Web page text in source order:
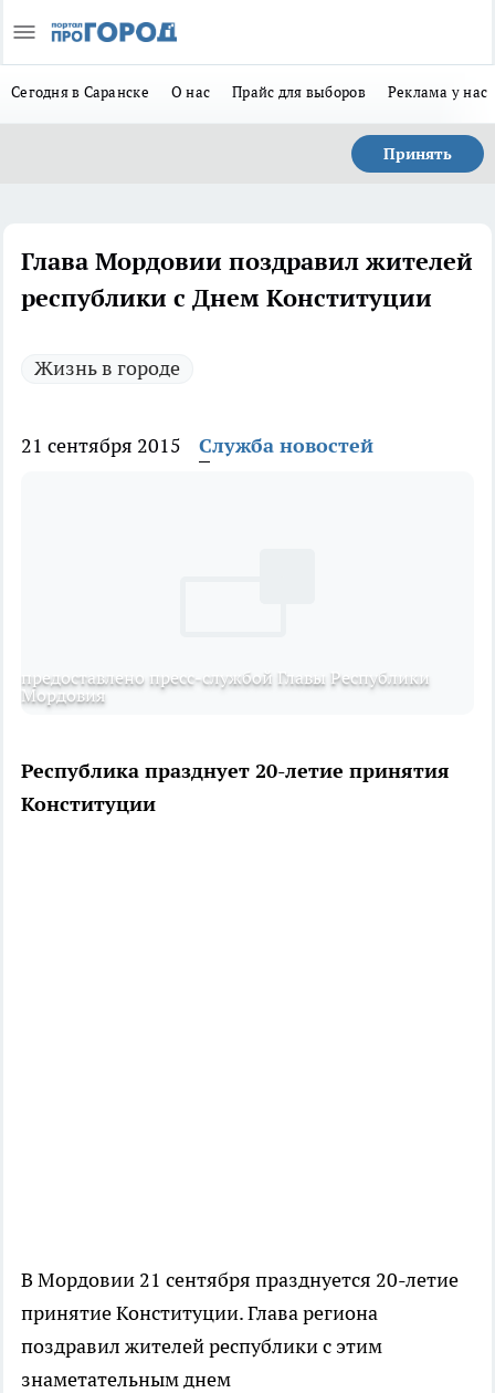
Сегодня в Саранске О нас Прайс для выборов Реклама у нас
Принять
Глава Мордовии поздравил жителей
республики с Днем Конституции
Жизнь в городе
21 сентября 2015 Служба новостей
предоставлено пресс-службой Главы Республики
Мордовия
Республика празднует 20-летие принятия
Конституции
В Мордовии 21 сентября празднуется 20-летие
принятие Конституции. Глава региона
поздравил жителей республики с этим
знаметательным днем